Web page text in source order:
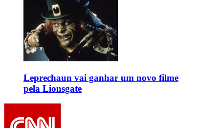
Leprechaun vai ganhar um novo filme
pela Lionsgate